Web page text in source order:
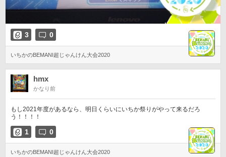
3 0
いちかのBEMANI超じゃんけん大会2020
hmx
かなり前
もし2021年度があるなら、明日くらいにいちか祭りがやって来るだろ
う！！！！
1 0
いちかのBEMANI超じゃんけん大会2020